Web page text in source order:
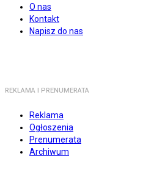
O nas
Kontakt
Napisz do nas
REKLAMA I PRENUMERATA
Reklama
Ogłoszenia
Prenumerata
Archiwum